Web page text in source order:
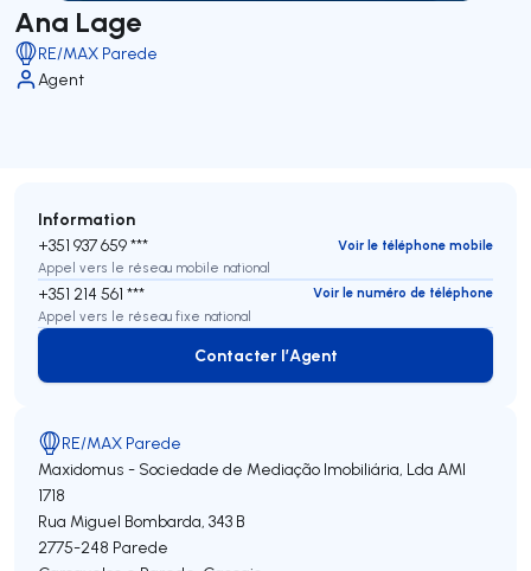
Ana Lage
RE/MAX Parede
Agent
Information
+351 937 659 ***
Voir le téléphone mobile
Appel vers le réseau mobile national
+351 214 561 ***
Voir le numéro de téléphone
Appel vers le réseau fixe national
Contacter l’Agent
Contacter l’Agent
RE/MAX Parede
Maxidomus - Sociedade de Mediação Imobiliária, Lda AMI
1718
Rua Miguel Bombarda, 343 B
2775-248 Parede